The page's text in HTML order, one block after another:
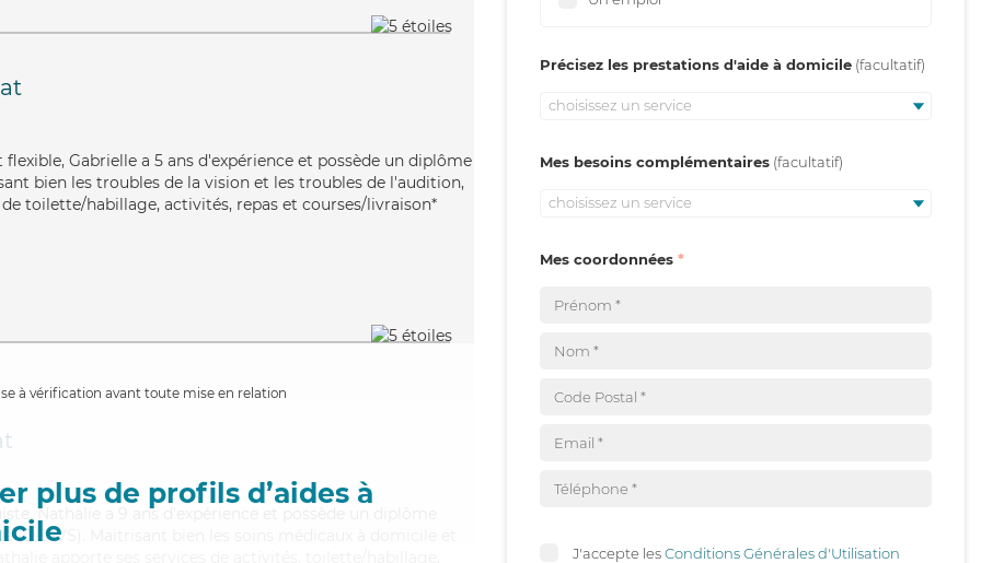
flexible, Gabrielle a 5 ans d'expérience et possède un diplôme
bien les troubles de la vision et les troubles de l'audition,
toilette/habillage, activités, repas et courses/livraison*
à vérification avant toute mise en relation
plus de profils d’aides à
Nathalie a 9 ans d'expérience et possède un diplôme
(DEAVS). Maitrisant bien les soins médicaux à domicile et
Précisez les prestations d'aide à domicile
choisissez un service
Mes besoins complémentaires
choisissez un service
Mes coordonnées
J'accepte lesConditions Générales d'Utilisation